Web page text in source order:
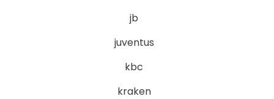
jb
juventus
kbc
kraken